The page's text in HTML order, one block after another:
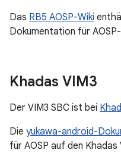
Das RB5 AOSP-Wiki
Dokumentation für
Khadas VIM3
Der VIM3 SBC ist bei
Die yukawa-android-
für AOSP auf den Khadas